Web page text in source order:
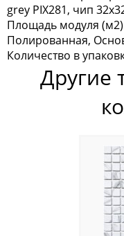
grey PIX281, чип
Площадь модуля
Полированная,
Количество в
Другие